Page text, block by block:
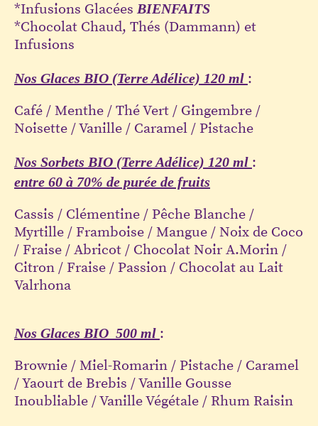
*Infusions Glacées BIENFAITS
*Chocolat Chaud, Thés (Dammann) et
Infusions
Nos Glaces BIO (Terre Adélice) 120 ml :
Café / Menthe / Thé Vert / Gingembre /
Noisette / Vanille / Caramel / Pistache
Nos Sorbets BIO (Terre Adélice) 120 ml :
entre 60 à 70% de purée de fruits
Cassis / Clémentine / Pêche Blanche /
Myrtille / Framboise / Mangue / Noix de Coco
/ Fraise / Abricot / Chocolat Noir A.Morin /
Citron / Fraise / Passion / Chocolat au Lait
Valrhona
Nos Glaces BIO 500 ml :
Brownie / Miel-Romarin / Pistache / Caramel
/ Yaourt de Brebis / Vanille Gousse
Inoubliable / Vanille Végétale / Rhum Raisin